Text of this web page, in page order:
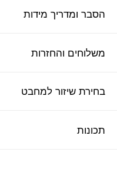
הסבר ומדריך מידות
משלוחים והחזרות
בחירת שיזור למחבט
תכונות